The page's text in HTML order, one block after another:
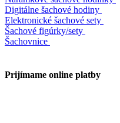
Digitálne šachové hodiny
Elektronické šachové sety
Šachové figúrky/sety
Šachovnice
Prijímame online platby